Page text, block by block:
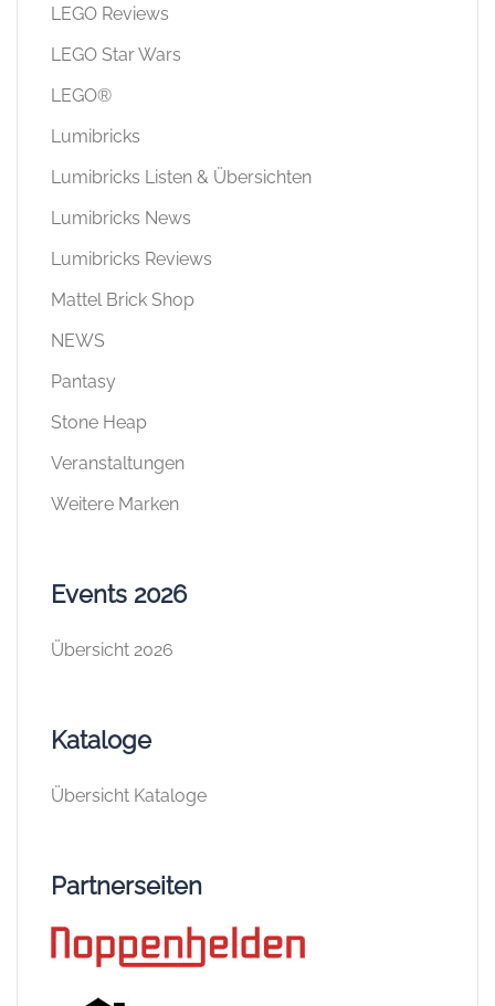
LEGO Reviews
LEGO Star Wars
LEGO®
Lumibricks
Lumibricks Listen & Übersichten
Lumibricks News
Lumibricks Reviews
Mattel Brick Shop
NEWS
Pantasy
Stone Heap
Veranstaltungen
Weitere Marken
Events 2026
Übersicht 2026
Kataloge
Übersicht Kataloge
Partnerseiten